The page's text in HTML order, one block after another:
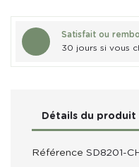
Satisfait ou
30 jours si vous
Détails du produit
Référence SD8201-